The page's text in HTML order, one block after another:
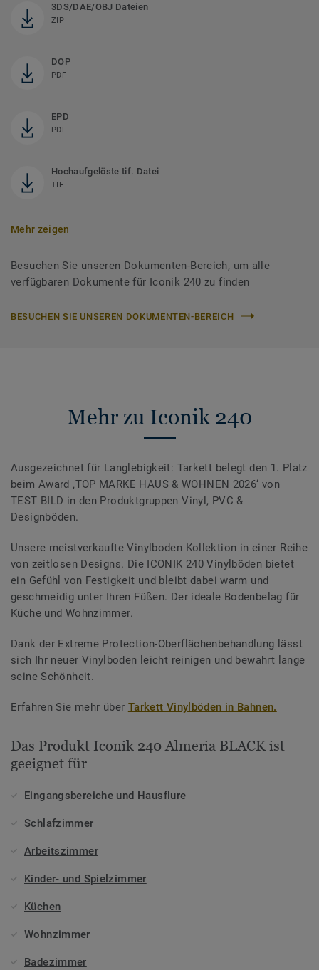
3DS/DAE/OBJ Dateien
ZIP
DOP
PDF
EPD
PDF
Hochaufgelöste tif. Datei
TIF
Mehr zeigen
Besuchen Sie unseren Dokumenten-Bereich, um alle
verfügbaren Dokumente für Iconik 240 zu finden
BESUCHEN SIE UNSEREN DOKUMENTEN-BEREICH
Mehr zu Iconik 240
Ausgezeichnet für Langlebigkeit: Tarkett belegt den 1. Platz
beim Award ‚TOP MARKE HAUS & WOHNEN 2026‘ von
TEST BILD in den Produktgruppen Vinyl, PVC &
Designböden.
Unsere meistverkaufte Vinylboden Kollektion in einer Reihe
von zeitlosen Designs. Die ICONIK 240 Vinylböden bietet
ein Gefühl von Festigkeit und bleibt dabei warm und
geschmeidig unter Ihren Füßen. Der ideale Bodenbelag für
Küche und Wohnzimmer.
Dank der Extreme Protection-Oberflächenbehandlung lässt
sich Ihr neuer Vinylboden leicht reinigen und bewahrt lange
seine Schönheit.
Erfahren Sie mehr über Tarkett Vinylböden in Bahnen.
Das Produkt Iconik 240 Almeria BLACK ist
geeignet für
Eingangsbereiche und Hausflure
Schlafzimmer
Arbeitszimmer
Kinder- und Spielzimmer
Küchen
Wohnzimmer
Badezimmer